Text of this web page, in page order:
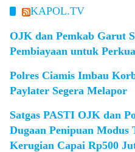
KAPOL.TV
OJK dan Pemkab Garut
Pembiayaan untuk
Polres Ciamis Imbau
Paylater Segera Melapor
Satgas PASTI OJK dan
Dugaan Penipuan
Kerugian Capai Rp500